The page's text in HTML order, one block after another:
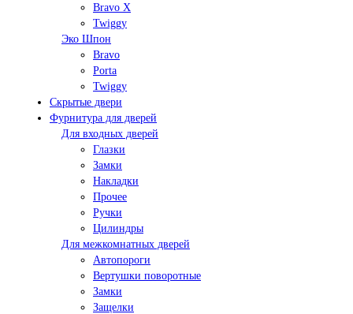
Bravo X
Twiggy
Эко Шпон
Bravo
Porta
Twiggy
Скрытые двери
Фурнитура для дверей
Для входных дверей
Глазки
Замки
Накладки
Прочее
Ручки
Цилиндры
Для межкомнатных дверей
Автопороги
Вертушки поворотные
Замки
Защелки